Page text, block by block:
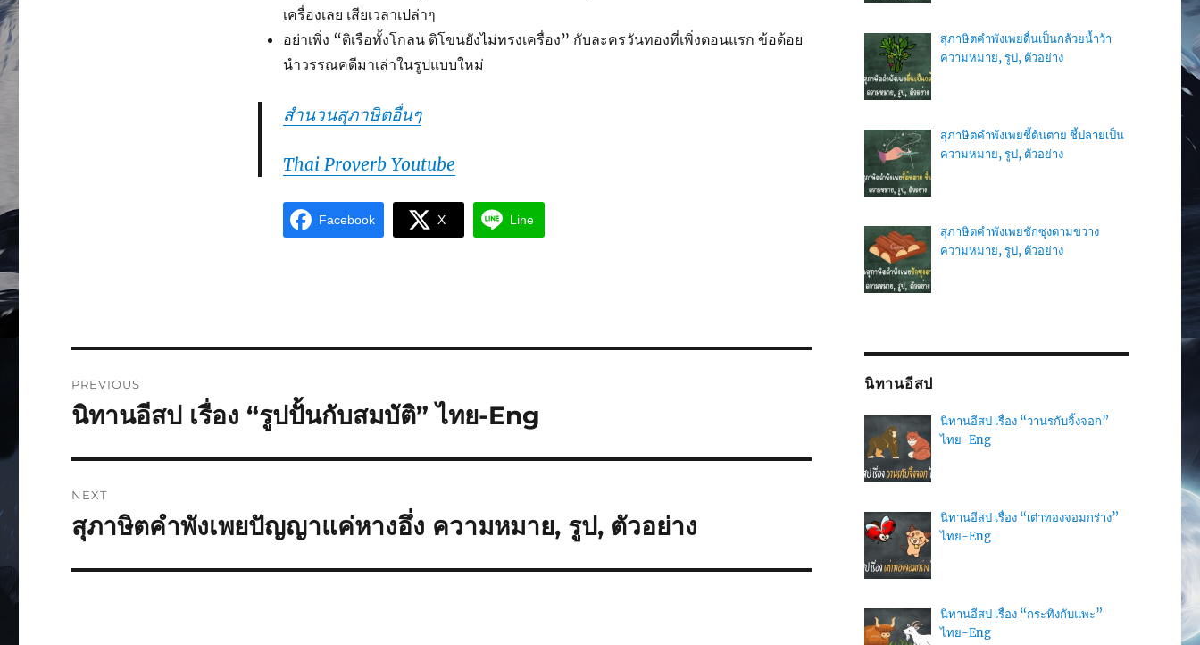
เครื่องเลย เสียเวลาเปล่าๆ
อย่าเพิ่ง “ติเรือทั้งโกลน ติโขนยังไม่ทรงเครื่อง” กับละครวันทองที่เพิ่งตอนแรก ข้อด้อย
นำวรรณคดีมาเล่าในรูปแบบใหม่
สำนวนสุภาษิตอื่นๆ
Thai Proverb Youtube
Facebook X Line
PREVIOUS
นิทานอีสป เรื่อง “รูปปั้นกับสมบัติ” ไทย-Eng
NEXT
สุภาษิตคำพังเพยปัญญาแค่หางอึ่ง ความหมาย, รูป, ตัวอย่าง
สุภาษิตคำพังเพยดื่นเป็นกล้วยน้ำว้า
ความหมาย, รูป, ตัวอย่าง
สุภาษิตคำพังเพยชี้ต้นตาย ชี้ปลายเป็น
ความหมาย, รูป, ตัวอย่าง
สุภาษิตคำพังเพยชักซุงตามขวาง
ความหมาย, รูป, ตัวอย่าง
นิทานอีสป
นิทานอีสป เรื่อง “วานรกับจิ้งจอก”
ไทย-Eng
นิทานอีสป เรื่อง “เต่าทองจอมกร่าง”
ไทย-Eng
นิทานอีสป เรื่อง “กระทิงกับแพะ”
ไทย-Eng